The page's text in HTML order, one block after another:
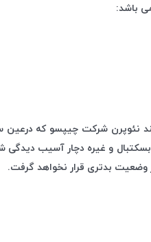
باشد:
نئوپرن شرکت چیپسو که
و غیره دچار آسیب دیدگی
وضعیت بدتری قرار نخواهد گرفت.